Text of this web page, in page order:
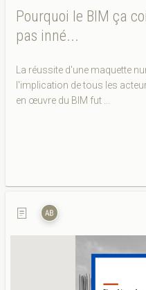
Pourquoi le BIM ça
pas inné...
La réussite d'une maquette
l'implication de tous les
en œuvre du BIM fut ...